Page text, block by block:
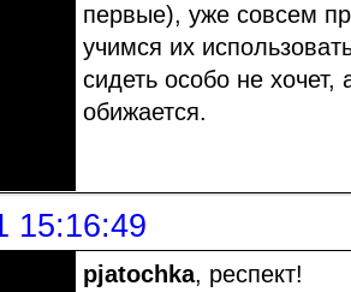
первые), уже совсем
учимся их
сидеть особо не
обижается.
15:16:49
pjatochka, респект!